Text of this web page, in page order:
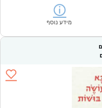
מידע נוסף